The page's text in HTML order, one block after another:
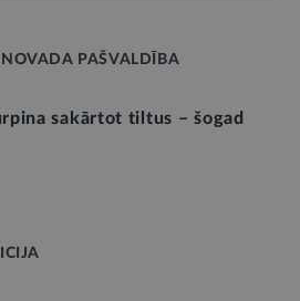
PAŠVALDĪBA
sakārtot tiltus – šogad